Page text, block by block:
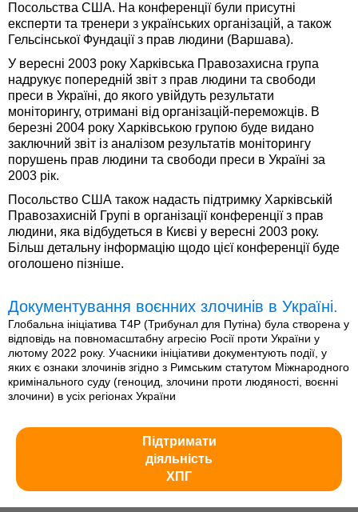
Посольства США. На конференції були присутні
експерти та тренери з українських організацій, а також
Гельсінської Фундації з прав людини (Варшава).
У вересні 2003 року Харківська Правозахисна група
надрукує попередній звіт з прав людини та свободи
преси в Україні, до якого увійдуть результати
моніторингу, отримані від організацій-переможців. В
березні 2004 року Харківською групою буде видано
заключний звіт із аналізом результатів моніторингу
порушень прав людини та свободи преси в Україні за
2003 рік.
Посольство США також надасть підтримку Харківській
Правозахисній Групі в організації конференції з прав
людини, яка відбудеться в Києві у вересні 2003 року.
Більш детальну інформацію щодо цієї конференції буде
оголошено пізніше.
Документування воєнних злочинів в Україні.
Глобальна ініціатива T4P (Трибунал для Путіна) була створена у
відповідь на повномасштабну агресію Росії проти України у
лютому 2022 року. Учасники ініціативи документують події, у
яких є ознаки злочинів згідно з Римським статутом Міжнародного
кримінального суду (геноцид, злочини проти людяності, воєнні
злочини) в усіх регіонах України
Підтримати
діяльність
ХПГ